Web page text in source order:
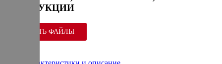
ИНСТРУКЦИИ
СКАЧАТЬ ФАЙЛЫ